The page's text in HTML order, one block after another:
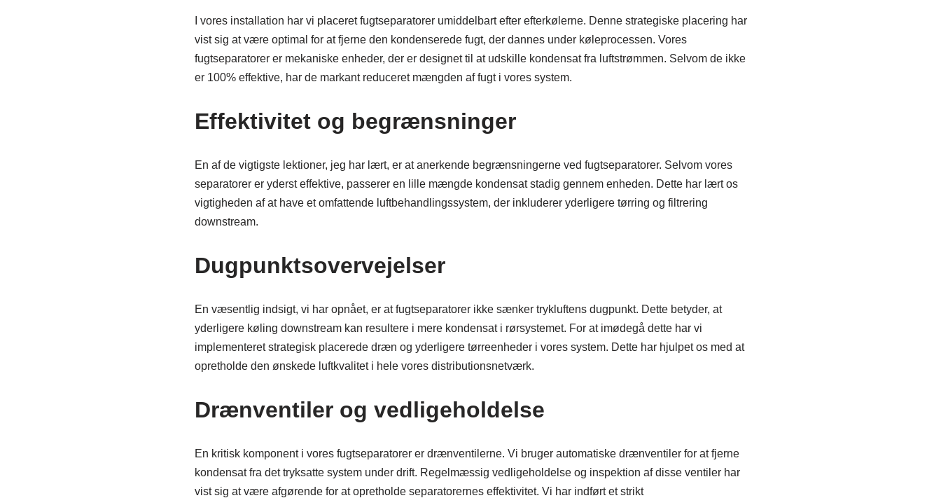
I vores installation har vi placeret fugtseparatorer umiddelbart efter efterkølerne. Denne strategiske placering har
vist sig at være optimal for at fjerne den kondenserede fugt, der dannes under køleprocessen. Vores
fugtseparatorer er mekaniske enheder, der er designet til at udskille kondensat fra luftstrømmen. Selvom de ikke
er 100% effektive, har de markant reduceret mængden af fugt i vores system.
Effektivitet og begrænsninger
En af de vigtigste lektioner, jeg har lært, er at anerkende begrænsningerne ved fugtseparatorer. Selvom vores
separatorer er yderst effektive, passerer en lille mængde kondensat stadig gennem enheden. Dette har lært os
vigtigheden af at have et omfattende luftbehandlingssystem, der inkluderer yderligere tørring og filtrering
downstream.
Dugpunktsovervejelser
En væsentlig indsigt, vi har opnået, er at fugtseparatorer ikke sænker trykluftens dugpunkt. Dette betyder, at
yderligere køling downstream kan resultere i mere kondensat i rørsystemet. For at imødegå dette har vi
implementeret strategisk placerede dræn og yderligere tørreenheder i vores system. Dette har hjulpet os med at
opretholde den ønskede luftkvalitet i hele vores distributionsnetværk.
Drænventiler og vedligeholdelse
En kritisk komponent i vores fugtseparatorer er drænventilerne. Vi bruger automatiske drænventiler for at fjerne
kondensat fra det tryksatte system under drift. Regelmæssig vedligeholdelse og inspektion af disse ventiler har
vist sig at være afgørende for at opretholde separatorernes effektivitet. Vi har indført et strikt